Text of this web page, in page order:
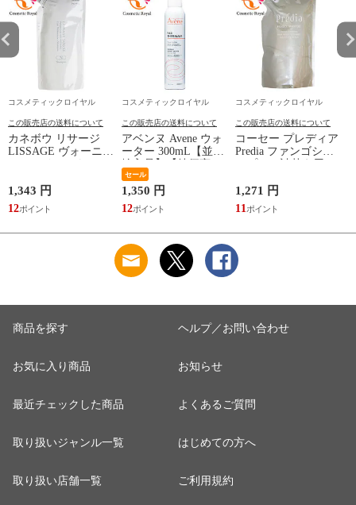
コスメティックロイヤル
この販売店の送料について
カネボウ リサージ
LISSAGE ヴォーニュ
ヘアメインテナンス
ィル） 350mL
1,343 円
12
コスメティックロイヤル
この販売店の送料について
アベンヌ Avene ウォ
ーター 300mL【並行
輸入品】【特価商
品】【大人気商品】
※お一人様24点限り
セール
1,350 円
12
コスメティックロイヤル
この販売店の送料について
コーセー プレディア
Predia ファンゴシャ
ンプー（詰替え用）
1,271 円
11
商品を探す
お気に入り商品
最近チェックした商品
取り扱いジャンル一覧
取り扱い店舗一覧
ヘルプ／お問い合わせ
お知らせ
よくあるご質問
はじめての方へ
ご利用規約